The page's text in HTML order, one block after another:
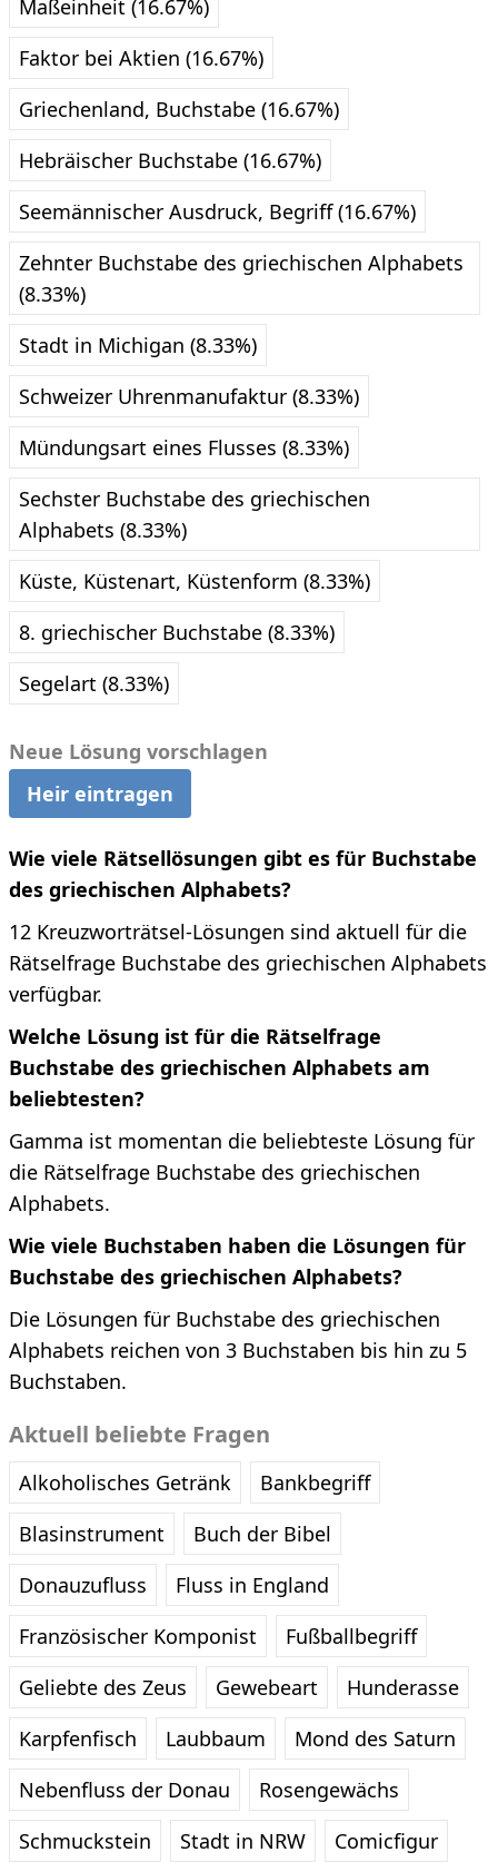
Maßeinheit (16.67%)
Faktor bei Aktien (16.67%)
Griechenland, Buchstabe (16.67%)
Hebräischer Buchstabe (16.67%)
Seemännischer Ausdruck, Begriff (16.67%)
Zehnter Buchstabe des griechischen Alphabets
(8.33%)
Stadt in Michigan (8.33%)
Schweizer Uhrenmanufaktur (8.33%)
Mündungsart eines Flusses (8.33%)
Sechster Buchstabe des griechischen
Alphabets (8.33%)
Küste, Küstenart, Küstenform (8.33%)
8. griechischer Buchstabe (8.33%)
Segelart (8.33%)
Neue Lösung vorschlagen
Heir eintragen
Wie viele Rätsellösungen gibt es für Buchstabe
des griechischen Alphabets?
12 Kreuzworträtsel-Lösungen sind aktuell für die
Rätselfrage Buchstabe des griechischen Alphabets
verfügbar.
Welche Lösung ist für die Rätselfrage
Buchstabe des griechischen Alphabets am
beliebtesten?
Gamma ist momentan die beliebteste Lösung für
die Rätselfrage Buchstabe des griechischen
Alphabets.
Wie viele Buchstaben haben die Lösungen für
Buchstabe des griechischen Alphabets?
Die Lösungen für Buchstabe des griechischen
Alphabets reichen von 3 Buchstaben bis hin zu 5
Buchstaben.
Aktuell beliebte Fragen
Alkoholisches Getränk
Bankbegriff
Blasinstrument
Buch der Bibel
Donauzufluss
Fluss in England
Französischer Komponist
Fußballbegriff
Geliebte des Zeus
Gewebeart
Hunderasse
Karpfenfisch
Laubbaum
Mond des Saturn
Nebenfluss der Donau
Rosengewächs
Schmuckstein
Stadt in NRW Comicfigur